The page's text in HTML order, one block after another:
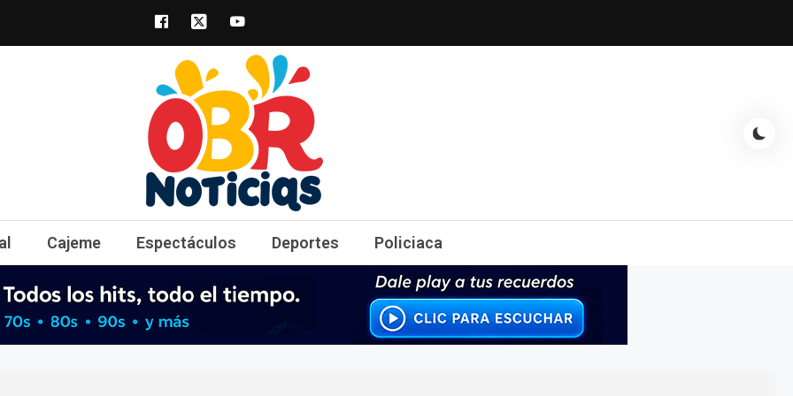
obrnoticias.com
obr noticias noticias, entretenimiento y espectáculos, entrevistas con famosos, showbizz, podcast, chismes y
Cajeme Espectáculos Deportes Policiaca